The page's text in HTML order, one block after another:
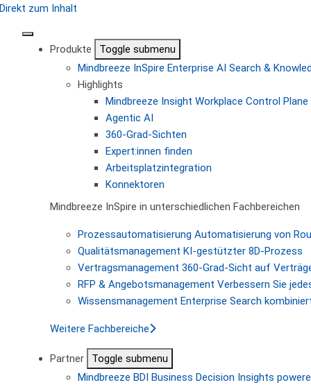
Direkt zum Inhalt
Produkte
Toggle submenu
Mindbreeze InSpire Enterprise AI Search &
Highlights
Mindbreeze Insight Workplace Control
Agentic AI
360-Grad-Sichten
Expert:innen finden
Arbeitsplatzintegration
Konnektoren
Mindbreeze InSpire in unterschiedlichen Fachbereichen
Prozessautomatisierung Automatisierung von
Qualitätsmanagement KI-gestützter 8D-Prozess
Vertragsmanagement 360-Grad-Sicht auf
RFP & Angebotsmanagement Verbessern Sie
Wissensmanagement Enterprise Search
Weitere Fachbereiche
Partner
Toggle submenu
Mindbreeze BDI Business Decision Insights